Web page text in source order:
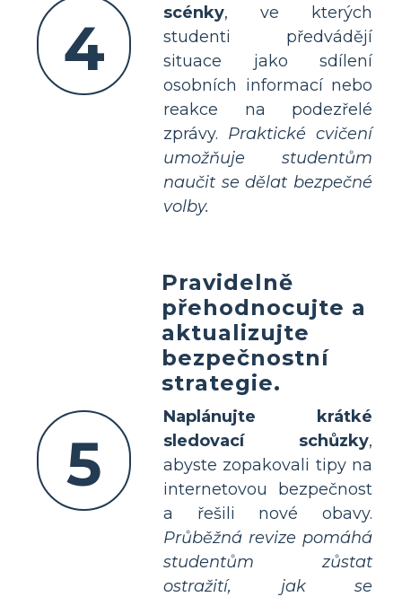
4
scénky, ve kterých
studenti předvádějí
situace jako sdílení
osobních informací nebo
reakce na podezřelé
zprávy. Praktické cvičení
umožňuje studentům
naučit se dělat bezpečné
volby.
5
Pravidelně
přehodnocujte a
aktualizujte
bezpečnostní
strategie.
Naplánujte krátké
sledovací schůzky,
abyste zopakovali tipy na
internetovou bezpečnost
a řešili nové obavy.
Průběžná revize pomáhá
studentům zůstat
ostražití, jak se